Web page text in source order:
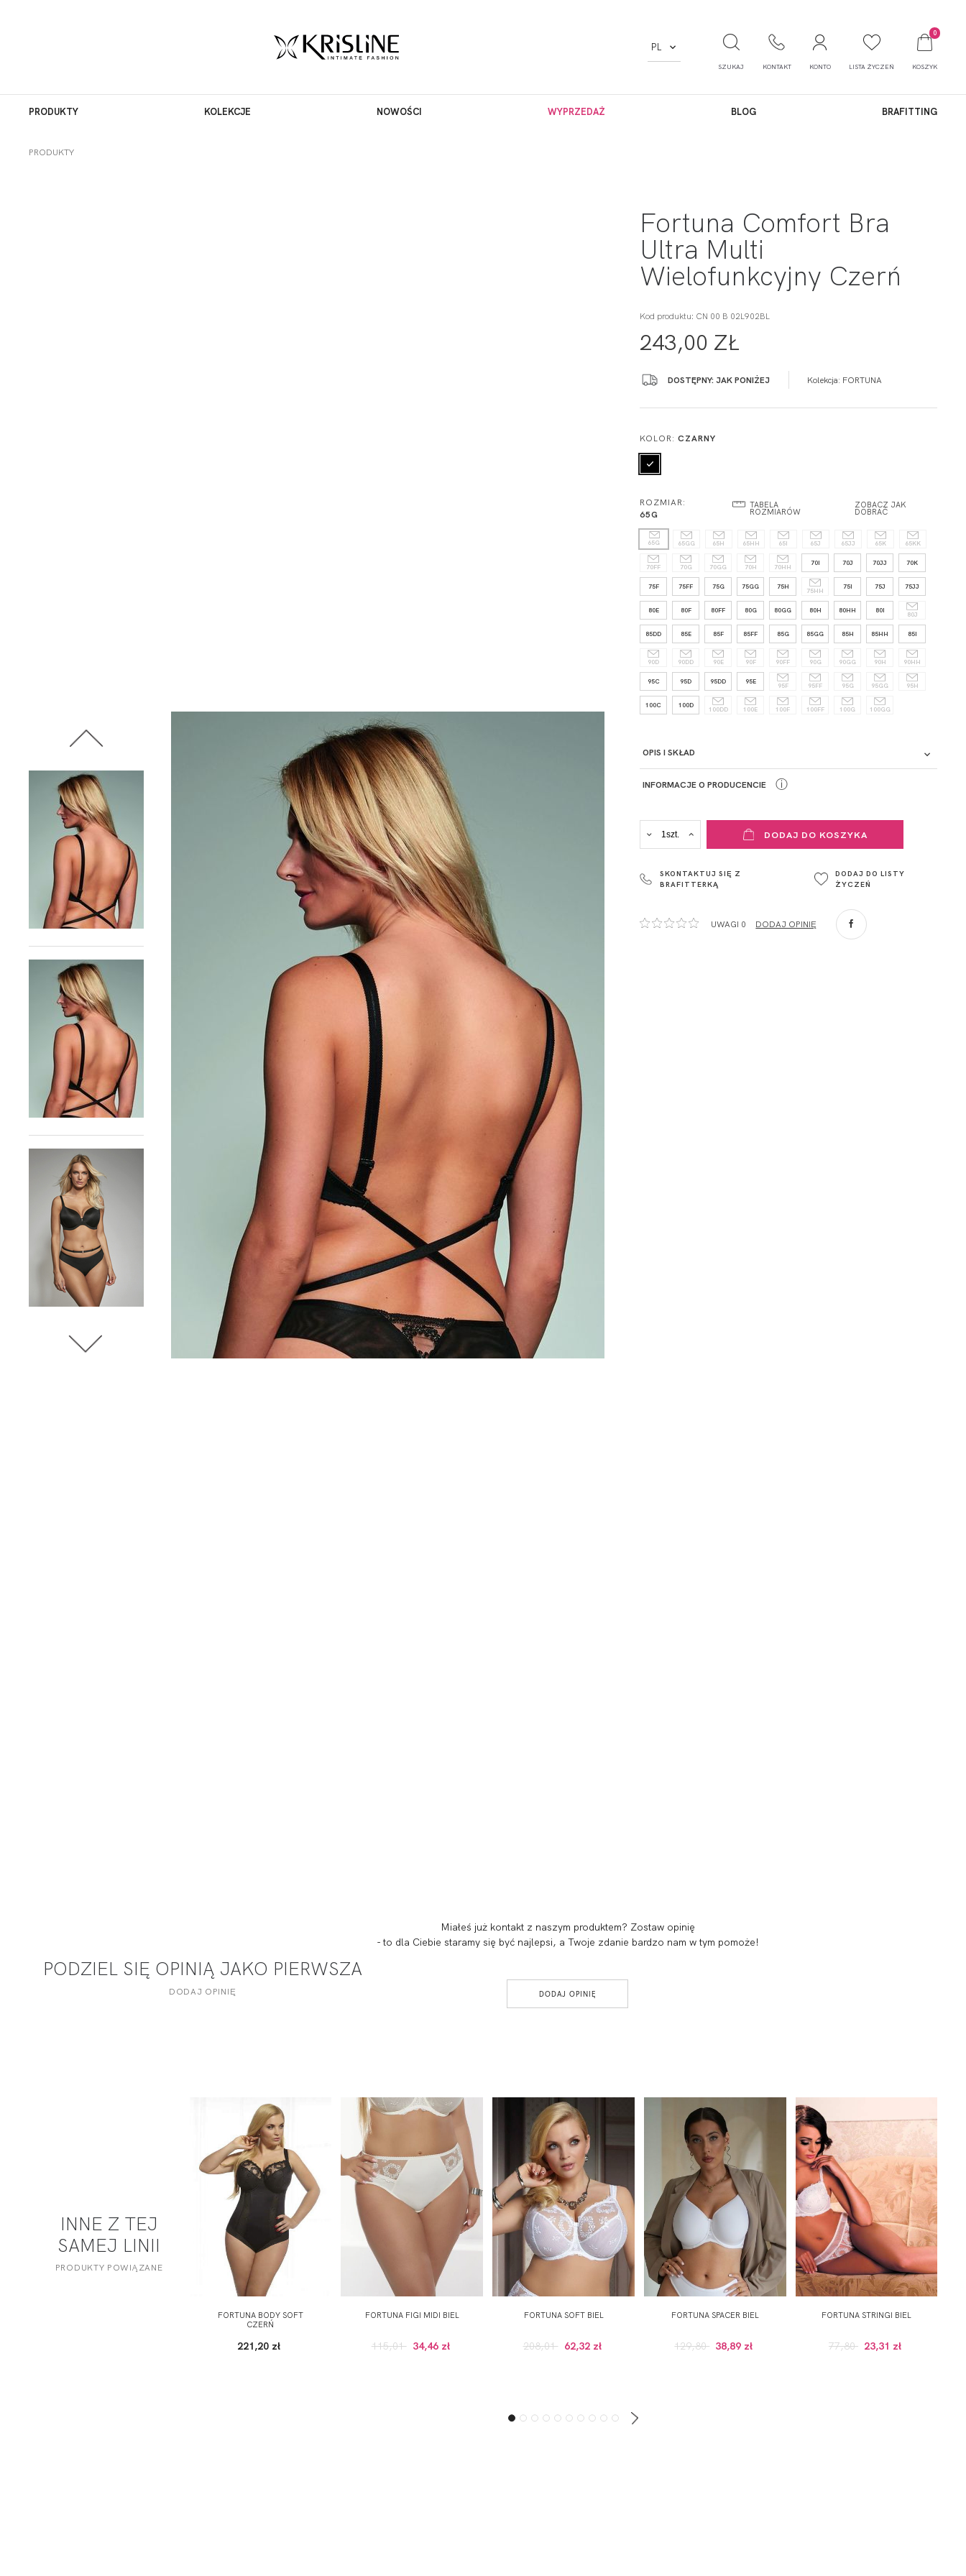
PL
SZUKAJ KONTAKT KONTO LISTA ŻYCZEŃ
0
KOSZYK
PRODUKTY KOLEKCJE NOWOŚCI WYPRZEDAŻ BLOG BRAFITTING
PRODUKTY
Fortuna Comfort Bra
Ultra Multi
Wielofunkcyjny Czerń
Kod produktu: CN 00 B 02L902BL
243,00 ZŁ
DOSTĘPNY: JAK PONIŻEJ Kolekcja: FORTUNA
KOLOR:CZARNY
ROZMIAR:
65G
TABELA
ROZMIARÓW
ZOBACZ JAK
DOBRAĆ
65G 65GG 65H 65HH 65I 65J 65JJ 65K 65KK
70FF 70G 70GG 70H 70HH
70I 70J 70JJ 70K
75F 75FF 75G 75GG 75H
75HH
75I 75J 75JJ
80E 80F 80FF 80G 80GG 80H 80HH 80I
80J
85DD 85E 85F 85FF 85G 85GG 85H 85HH 85I
90D 90DD 90E 90F 90FF 90G 90GG 90H 90HH
95C 95D 95DD 95E
95F 95FF 95G 95GG 95H
100C 100D
100DD 100E 100F 100FF 100G 100GG
OPIS I SKŁAD
INFORMACJE O PRODUCENCIE
Ul. Sienkiewicza 73 lok. 7,
ADRES PUNKTU KONTAKTOWEGO
ul. Łowicka 89a
Głowno
PODMIOT ODPOWIEDZIALNY ZA
WPROWADZENIE DO UE
Fashiontex Group Sp.z o.o. Spółka
komandytowa
+48 42 719 43 15
biuro@fashiontexgroup.com
Ul. Sienkiewicza 73 lok. 7,
90-057
Łódź
Polska
ⓘ
DODAJ DO KOSZYKA
SKONTAKTUJ SIĘ Z
BRAFITTERKĄ
DODAJ DO LISTY
ŻYCZEŃ
UWAGI 0 DODAJ OPINIĘ
PODZIEL SIĘ OPINIĄ JAKO PIERWSZA
DODAJ OPINIĘ
Miałeś już kontakt z naszym produktem? Zostaw opinię
- to dla Ciebie staramy się być najlepsi, a Twoje zdanie bardzo nam w tym pomoże!
DODAJ OPINIĘ
INNE Z TEJ
SAMEJ LINII
PRODUKTY POWIĄZANE
FORTUNA BODY SOFT
CZERŃ
221,20 zł
FORTUNA FIGI MIDI BIEL
115,01 34,46 zł
FORTUNA SOFT BIEL
208,01 62,32 zł
FORTUNA SPACER BIEL
129,80 38,89 zł
FORTUNA STRINGI BIEL
77,80 23,31 zł